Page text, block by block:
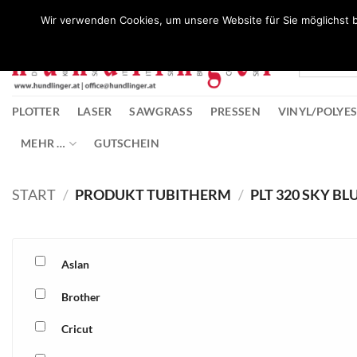
PLOTTER LASER SAWGRASS PRESSEN VINYL/
MEHR … GUTSCHEIN
START / PRODUKT TUBITHERM / PLT 320 SKY
Aslan
Brother
Cricut
Wir verwenden Cookies, um unsere Website für Sie